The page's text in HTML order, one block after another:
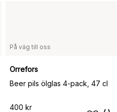
På väg till oss
Orrefors
Beer pils ölglas 4-pack, 47 cl
400 kr